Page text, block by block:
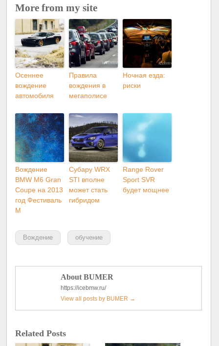
More from my site
Осеннее
вождение
автомобиля
Правила
вождения в
мегаполисе
Ночная езда:
риски
Вождение
BMW M6 Gran
Coupe на 2013
год Фестиваль
M
Субару WRX
STI вполне
может стать
гибридом
Range Rover
Sport SVR
будет мощнее
Вождение обучение
About BUMER
https://icebmw.ru/
View all posts by BUMER →
Related Posts